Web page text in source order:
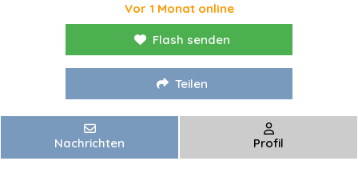
Vor 1 Monat online
Flash senden
Teilen
Nachrichten Profil